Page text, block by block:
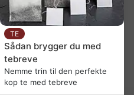
TE
Sådan brygger du med
tebreve
Nemme trin til den perfekte
kop te med tebreve